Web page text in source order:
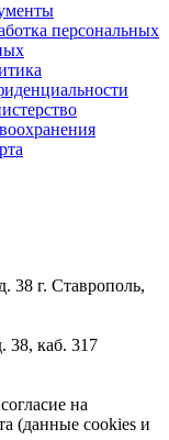
персональных
38 г. Ставрополь,
38, каб. 317
на
(данные cookies и